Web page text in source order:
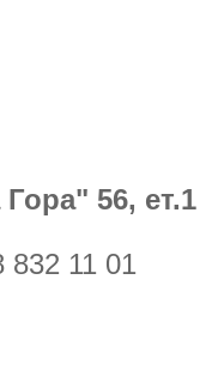
56, ет.1
832 11 01